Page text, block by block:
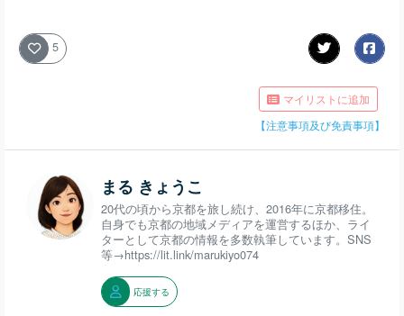
5
マイリストに追加
【注意事項及び免責事項】
まる きょうこ
20代の頃から京都を旅し続け、2016年に京都移住。
自身でも京都の地域メディアを運営するほか、ライ
ターとして京都の情報を多数執筆しています。SNS
等→https://lit.link/marukiyo074
応援する